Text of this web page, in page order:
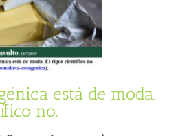
está de moda.
no.